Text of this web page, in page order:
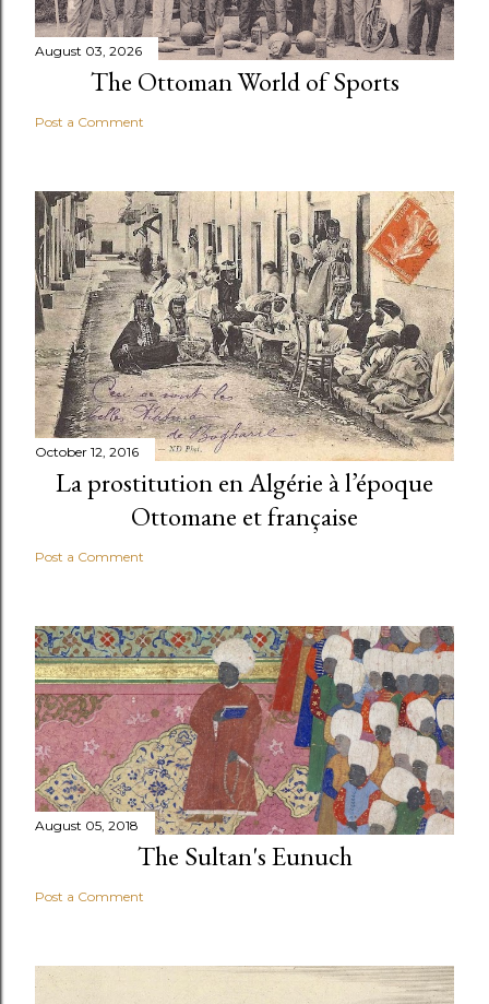
August 03, 2026
The Ottoman World of Sports
Post a Comment
October 12, 2016
La prostitution en Algérie à l’époque
Ottomane et française
Post a Comment
August 05, 2018
The Sultan's Eunuch
Post a Comment